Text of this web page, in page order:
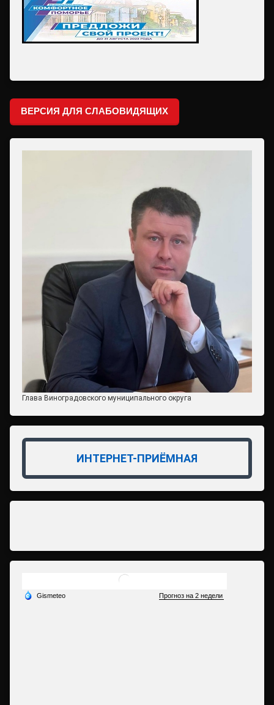
ВЕРСИЯ ДЛЯ СЛАБОВИДЯЩИХ
Глава Виноградовского муниципального округа
ИНТЕРНЕТ-ПРИЁМНАЯ